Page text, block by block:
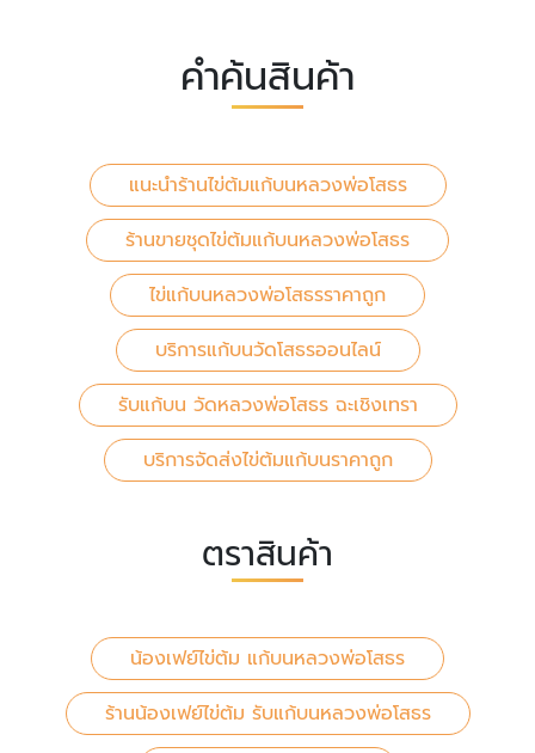
คำค้นสินค้า
แนะนำร้านไข่ต้มแก้บนหลวงพ่อโสธร
ร้านขายชุดไข่ต้มแก้บนหลวงพ่อโสธร
ไข่แก้บนหลวงพ่อโสธรราคาถูก
บริการแก้บนวัดโสธรออนไลน์
รับแก้บน วัดหลวงพ่อโสธร ฉะเชิงเทรา
บริการจัดส่งไข่ต้มแก้บนราคาถูก
ตราสินค้า
น้องเฟย์ไข่ต้ม แก้บนหลวงพ่อโสธร
ร้านน้องเฟย์ไข่ต้ม รับแก้บนหลวงพ่อโสธร